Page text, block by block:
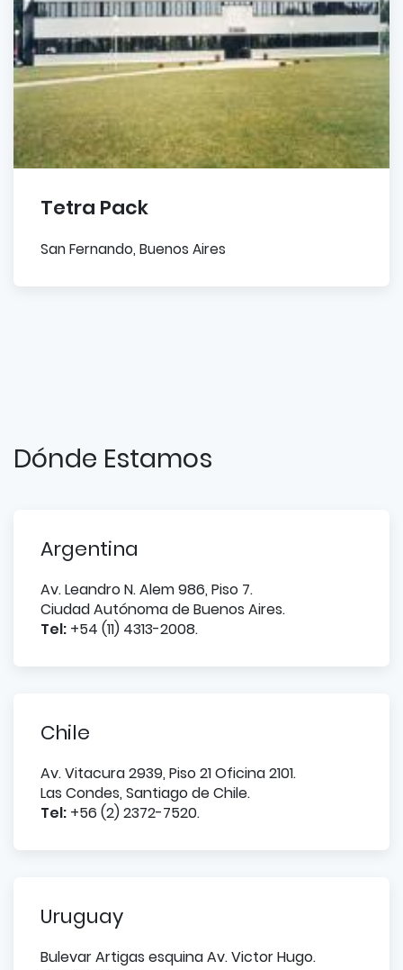
Tetra Pack
San Fernando, Buenos Aires
Dónde Estamos
Argentina
Av. Leandro N. Alem 986, Piso 7.
Ciudad Autónoma de Buenos Aires.
Tel: +54 (11) 4313-2008.
Chile
Av. Vitacura 2939, Piso 21 Oficina 2101.
Las Condes, Santiago de Chile.
Tel: +56 (2) 2372-7520.
Uruguay
Bulevar Artigas esquina Av. Victor Hugo.